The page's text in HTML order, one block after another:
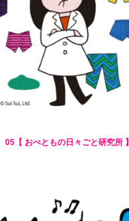
05【 おべともの日々ごと研究所 】